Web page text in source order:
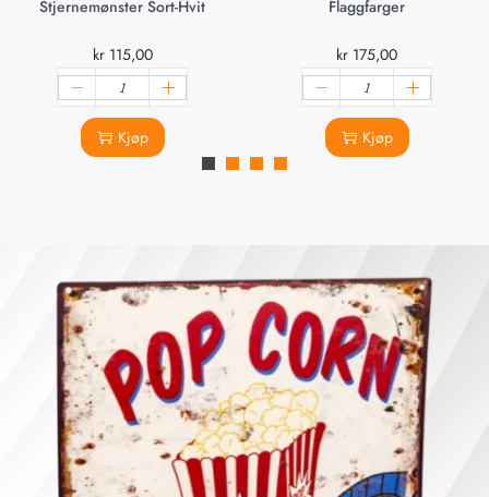
Stjernemønster Sort-Hvit
kr115,00
Kjøp
Flaggfarger
kr 175,00
Kjøp